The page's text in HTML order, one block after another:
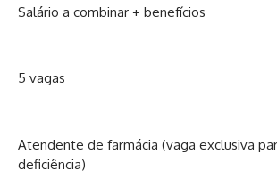
Salário a combinar + benefícios
5 vagas
Atendente de farmácia (vaga exclusiva
deficiência)